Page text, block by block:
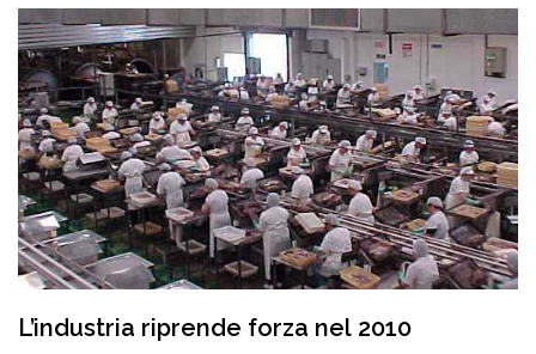
L’industria riprende forza nel 2010